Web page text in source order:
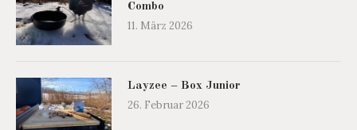
Combo
11. März 2026
Layzee – Box Junior
26. Februar 2026